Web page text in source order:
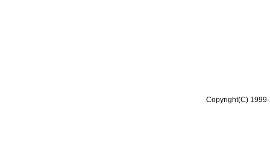
Copyright(C)